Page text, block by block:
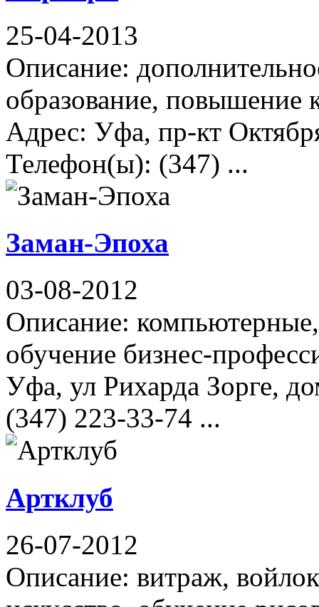
25-04-2013
Описание:
образование, повышение
Адрес: Уфа, пр-кт
Телефон(ы): (347) ...
Заман-Эпоха
03-08-2012
Описание:
обучение бизнес-
Уфа, ул Рихарда Зорге,
(347) 223-33-74 ...
Артклуб
26-07-2012
Описание: витраж,